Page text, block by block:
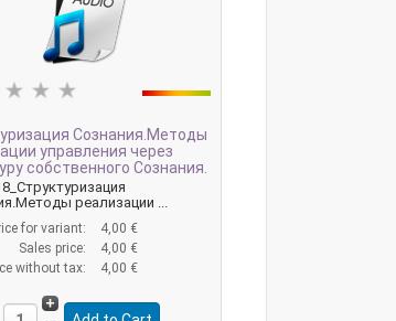
Сознания.Методы
управления через
собственного Сознания.
реализации ...
for variant:
4,00 €
Sales price:
4,00 €
without tax:
4,00 €